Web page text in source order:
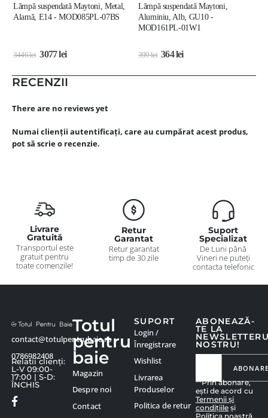
Lămpă suspendată Maytoni, Metal,
Alamă, E14 - MOD085PL-07BS
3446lei 3077lei
Lămpă suspendată Maytoni,
Aluminiu, Alb, GU10 -
MOD161PL-01W1
399lei 364lei
RECENZII
There are no reviews yet
Numai clienții autentificați, care au cumpărat acest produs,
pot să scrie o recenzie.
Livrare
Gratuită
Transportul este
gratuit pentru
toate comenzile!
Retur
Garantat
Retur garantat
timp de 30 zile
Suport
Specializat
De Luni până
Vineri ne puteți
contacta telefonic
contact@totulpentrubaie.ro
0786982408
Relatii clienți:
L-V 09:00-
17:00 | S-D:
ÎNCHIS
ABONEAZĂ-
TE LA
NOSTRU!
**Prin abonare,
ești de acord cu
Termenii și
condițiile și
Politica noastră
Totul
pentru
baie
Magazin
Despre noi
Contact
SUPORT
Login /
Înregistrare
Wishlist
Livrarea
Produselor
Politica de retur